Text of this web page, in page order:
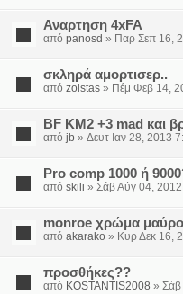
Αναρτηση 4xFA
από panosd » Παρ Σεπ 16,
σκληρά αμορτισερ..
από zoistas » Πέμ Φεβ 14,
BF KM2 +3 mad και
από jb » Δευτ Ιαν 28, 2013
Pro comp 1000 ή
από skili » Σάβ Αύγ 04,
monroe χρώμα
από akarako » Κυρ Δεκ 16,
προσθήκες??
από KOSTANTIS2008 » Σάβ